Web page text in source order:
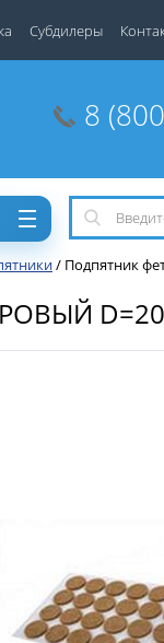
Субдилеры
8
/ Подпятник
D=20